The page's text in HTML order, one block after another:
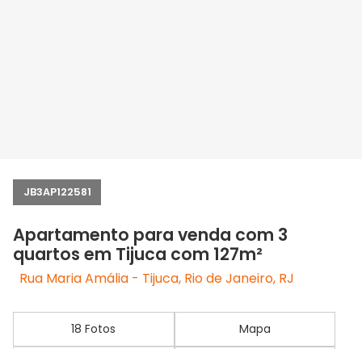
JB3AP122581
Apartamento para venda com 3
quartos em Tijuca com 127m²
Rua Maria Amália - Tijuca, Rio de Janeiro, RJ
18 Fotos Mapa